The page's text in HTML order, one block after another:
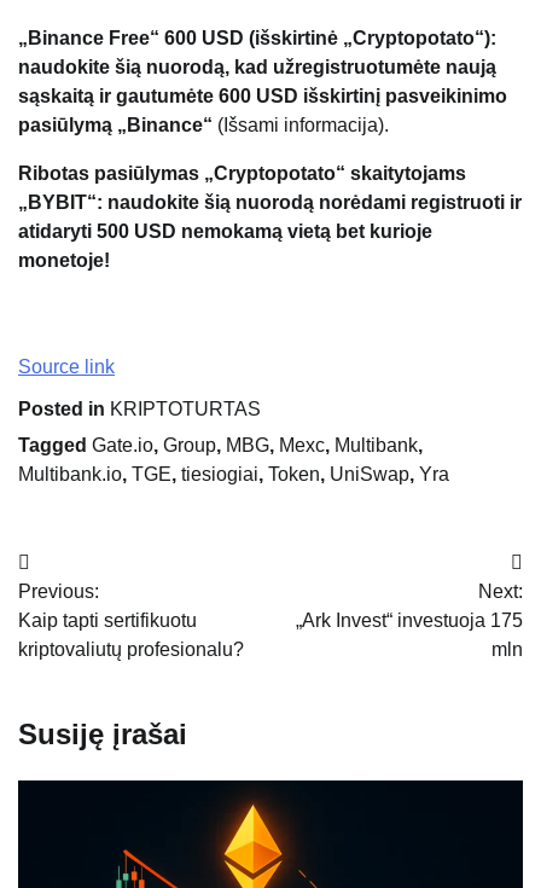
„Binance Free“ 600 USD (išskirtinė „Cryptopotato“):
naudokite šią nuorodą, kad užregistruotumėte naują
sąskaitą ir gautumėte 600 USD išskirtinį pasveikinimo
pasiūlymą „Binance“ (Išsami informacija).
Ribotas pasiūlymas „Cryptopotato“ skaitytojams
„BYBIT“: naudokite šią nuorodą norėdami registruoti ir
atidaryti 500 USD nemokamą vietą bet kurioje
monetoje!
Source link
Posted in KRIPTOTURTAS
Tagged Gate.io, Group, MBG, Mexc, Multibank,
Multibank.io, TGE, tiesiogiai, Token, UniSwap, Yra
Navigacija
tarp
įrašų
Previous:
Kaip tapti sertifikuotu
kriptovaliutų profesionalu?
Next:
„Ark Invest“ investuoja 175
mln
Susiję įrašai